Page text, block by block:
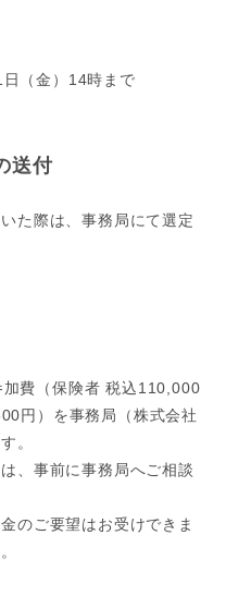
（金）14時まで
送付
た際は、事務局にて選定
費（保険者 税込110,000
円）を事務局（株式会社
。
、事前に事務局へご相談
のご要望はお受けできま